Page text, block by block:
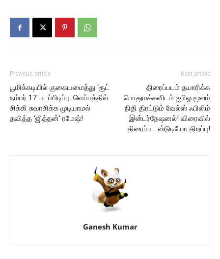
Previous article
பூமிக்கடியில் குகையமைத்து ‘ரூட்
நம்பர் 17′ படப்பிடிப்பு. வெப்பத்தில்
சிக்கி சுவாசிக்க முடியாமல்
தவித்த ‘ஜித்தன்’ ரமேஷ்!
Next article
திரைப்படம் தயாரிக்க
பொதுமக்களிடம் ஐபிஓ மூலம்
நிதி திரட்டும் வேல்ஸ் ஃபிலிம்
இன்டர்நேஷனல்! விரைவில்
திரைப்பட ஸ்டுடியோ திறப்பு!
Ganesh Kumar